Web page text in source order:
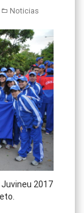
Noticias
2017